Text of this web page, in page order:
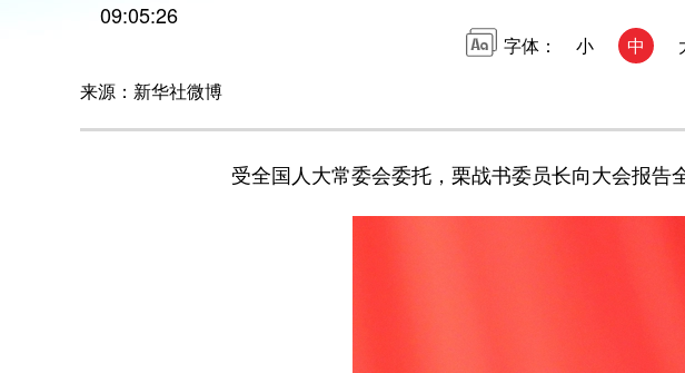
09:05:26
来源：新华社微博
字体： 小 中
受全国人大常委会委托，栗战书委员长向大会报告